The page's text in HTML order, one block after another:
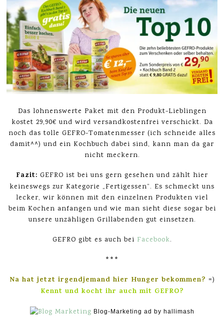
Das lohnenswerte Paket mit den Produkt-Lieblingen
kostet 29,90€ und wird versandkostenfrei verschickt. Da
noch das tolle GEFRO-Tomatenmesser (ich schneide alles
damit^^) und ein Kochbuch dabei sind, kann man da gar
nicht meckern.
Fazit: GEFRO ist bei uns gern gesehen und zählt hier
keineswegs zur Kategorie „Fertigessen“. Es schmeckt uns
lecker, wir können mit den einzelnen Produkten viel
beim Kochen anfangen und wie man sieht diese sogar bei
unsere unzähligen Grillabenden gut einsetzen.
GEFRO gibt es auch bei Facebook.
***
Na hat jetzt irgendjemand hier Hunger bekommen? =)
Kennt und kocht ihr auch mit GEFRO?
Blog-Marketing ad by hallimash